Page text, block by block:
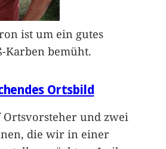
ist um ein gutes
Karben bemüht.
Ortsbild
und zwei
die wir in einer